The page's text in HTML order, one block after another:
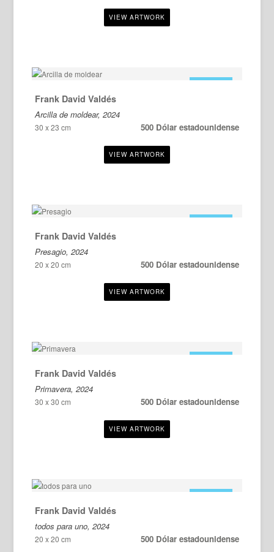
Frank David Valdés
Arcilla de moldear, 2024
30 x 23 cm 500 Dólar estadounidense
Frank David Valdés
Presagio, 2024
20 x 20 cm 500 Dólar estadounidense
Frank David Valdés
Primavera, 2024
30 x 30 cm 500 Dólar estadounidense
Frank David Valdés
todos para uno, 2024
20 x 20 cm 500 Dólar estadounidense